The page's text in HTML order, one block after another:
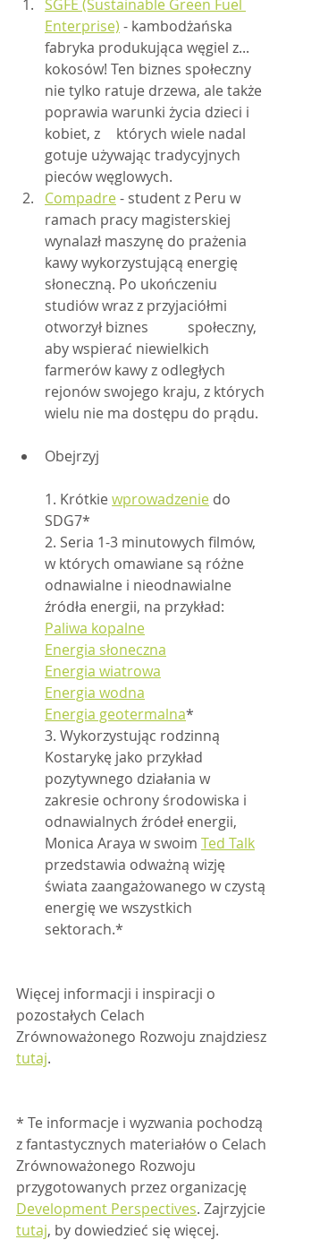
SGFE (Sustainable Green Fuel
Enterprise) - kambodżańska
fabryka produkująca węgiel z...
kokosów! Ten biznes społeczny
nie tylko ratuje drzewa, ale także
poprawia warunki życia dzieci i
kobiet, z 	których wiele nadal
gotuje używając tradycyjnych
pieców węglowych.
Compadre - student z Peru w
ramach pracy magisterskiej
wynalazł maszynę do prażenia
kawy wykorzystującą energię
słoneczną. Po ukończeniu
studiów wraz z przyjaciółmi
otworzył biznes 	społeczny,
aby wspierać niewielkich
farmerów kawy z odległych
rejonów swojego kraju, z których
wielu nie ma dostępu do prądu.
Obejrzyj
1. Krótkie wprowadzenie do
SDG7*
2. Seria 1-3 minutowych filmów,
w których omawiane są różne
odnawialne i nieodnawialne
źródła energii, na przykład:
Paliwa kopalne
Energia słoneczna
Energia wiatrowa
Energia wodna
Energia geotermalna*
3. Wykorzystując rodzinną
Kostarykę jako przykład
pozytywnego działania w
zakresie ochrony środowiska i
odnawialnych źródeł energii,
Monica Araya w swoim Ted Talk
przedstawia odważną wizję
świata zaangażowanego w czystą
energię we wszystkich
sektorach.*
Więcej informacji i inspiracji o
pozostałych Celach
Zrównoważonego Rozwoju znajdziesz
tutaj
* Te informacje i wyzwania pochodzą
z fantastycznych materiałów o Celach
Zrównoważonego Rozwoju
przygotowanych przez organizację
Development Perspectives. Zajrzyjcie
tutaj, by dowiedzieć się więcej.